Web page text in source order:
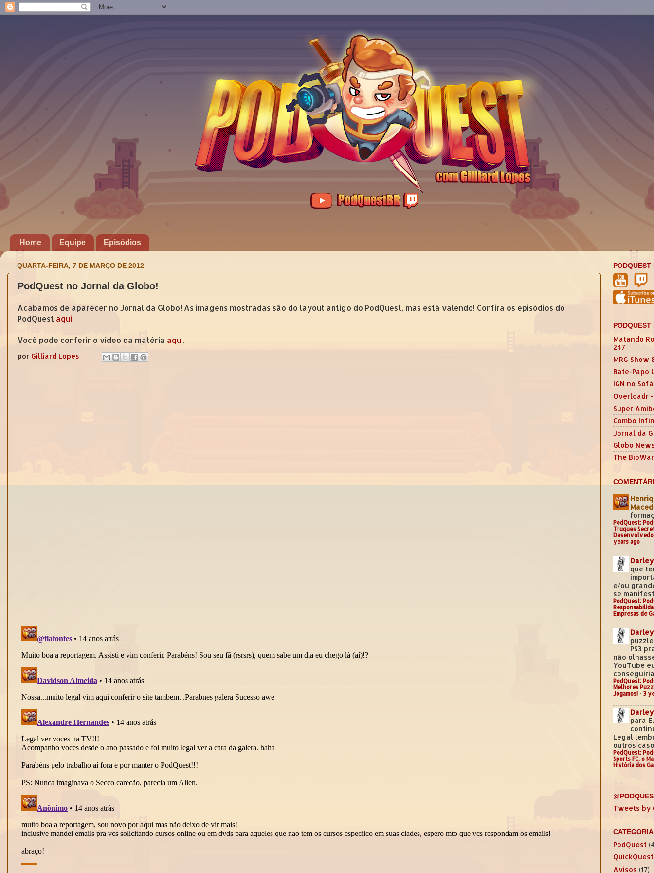
Home Equipe Episódios
QUARTA-FEIRA, 7 DE MARÇO DE 2012
PodQuest no Jornal da Globo!
Acabamos de aparecer no Jornal da Globo! As imagens mostradas são do layout antigo do PodQuest, mas está valendo! Confira os episódios do
PodQuest aqui.
Você pode conferir o vídeo da matéria aqui.
por Gilliard Lopes
PODQUEST
PODQUEST
Matando
247
MRG Show
Bate-Papo
IGN no Sofá
Overloadr
Super
Combo
Jornal da
Globo
The
PodQuest:
Truques
years ago
que
e/ou
se
PodQuest:
Empresas de
PS3
não
YouTube
PodQuest:
Melhores
Jogamos! · 3
para
Legal
outros
PodQuest:
Sports FC, o
História dos
Tweets by
PodQuest
QuickQuest
Avisos (17)